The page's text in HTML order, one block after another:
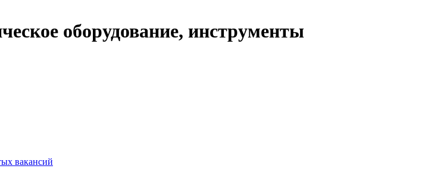
оборудование, инструменты
вакансий